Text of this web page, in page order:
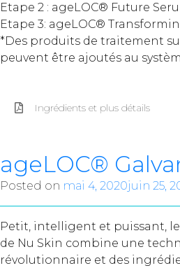
Etape 2 : ageLOC® Future
Etape 3: ageLOC®
*Des produits de traitement
peuvent être ajoutés au
Ingrédients et plus détails
ageLOC®
Posted on mai 4, 2020juin 25,
Petit, intelligent et puissant, le
de Nu Skin combine une
révolutionnaire et des